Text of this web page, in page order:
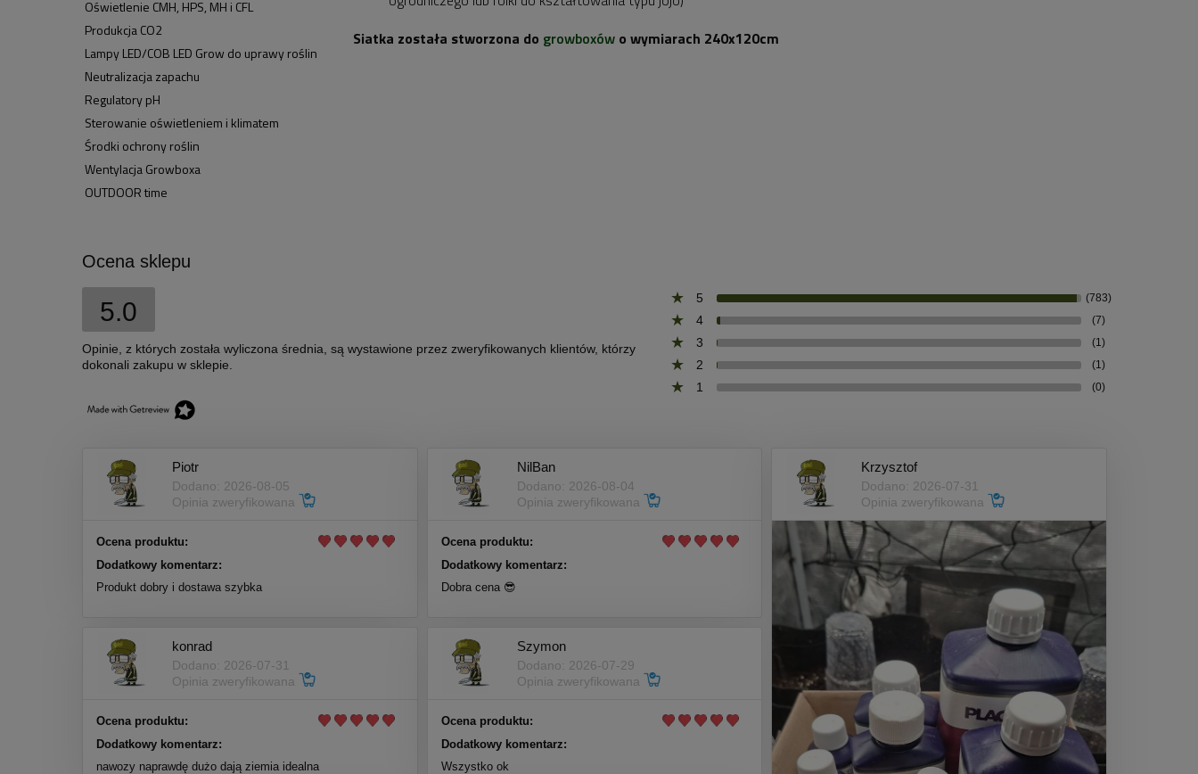
Oświetlenie CMH, HPS, MH i CFL
Produkcja CO2
Lampy LED/COB LED Grow do uprawy roślin
Neutralizacja zapachu
Regulatory pH
Sterowanie oświetleniem i klimatem
Środki ochrony roślin
Wentylacja Growboxa
OUTDOOR time
Siatka została stworzona do growboxów o wymiarach 240x120cm
Ocena sklepu
5.0
Opinie, z których została wyliczona średnia, są wystawione przez zweryfikowanych klientów, którzy
dokonali zakupu w sklepie.
5 (783)
4 (7)
3 (1)
2 (1)
1 (0)
Piotr
Dodano: 2026-08-05
Opinia zweryfikowana
Ocena produktu:
Dodatkowy komentarz:
Produkt dobry i dostawa szybka
NilBan
Dodano: 2026-08-04
Opinia zweryfikowana
Ocena produktu:
Dodatkowy komentarz:
Dobra cena 😎
Krzysztof
Dodano: 2026-07-31
Opinia zweryfikowana
konrad
Dodano: 2026-07-31
Opinia zweryfikowana
Ocena produktu:
Dodatkowy komentarz:
nawozy naprawdę dużo dają ziemia idealna
Szymon
Dodano: 2026-07-29
Opinia zweryfikowana
Ocena produktu:
Dodatkowy komentarz:
Wszystko ok